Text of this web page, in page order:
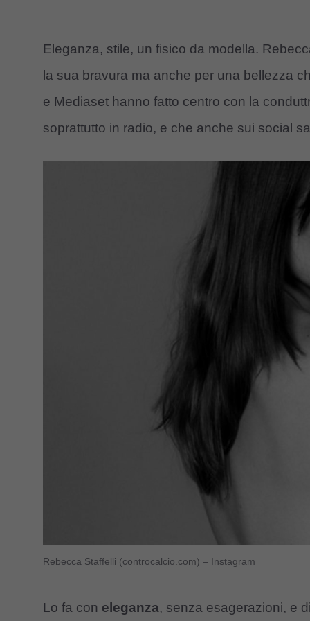
Eleganza, stile, un fisico da modella.
la sua bravura ma anche per una bellezza
e Mediaset hanno fatto centro con la
soprattutto in radio, e che anche sui social
Rebecca Staffelli (controcalcio.com) – Instagram
Lo fa con eleganza, senza esagerazioni, e